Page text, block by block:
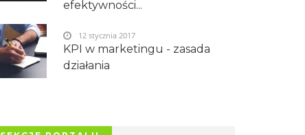
efektywności...
KPI w marketingu - zasada
działania
12 stycznia 2017